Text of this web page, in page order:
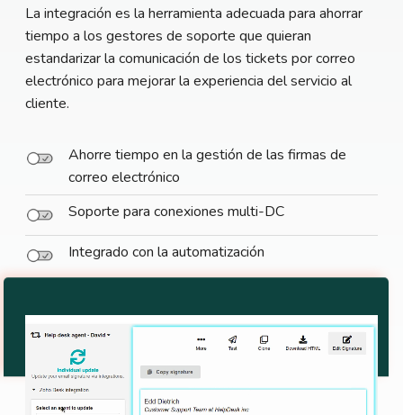
La integración es la herramienta adecuada para ahorrar
tiempo a los gestores de soporte que quieran
estandarizar la comunicación de los tickets por correo
electrónico para mejorar la experiencia del servicio al
cliente.
Ahorre tiempo en la gestión de las firmas de
correo electrónico
Soporte para conexiones multi-DC
Integrado con la automatización